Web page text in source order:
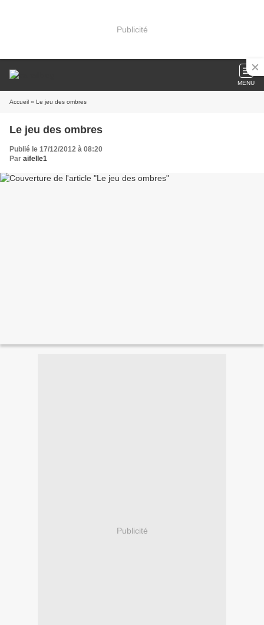
Publicité
MENU
Accueil » Le jeu des ombres
Le jeu des ombres
Publié le 17/12/2012 à 08:20
Par aifelle1
Publicité